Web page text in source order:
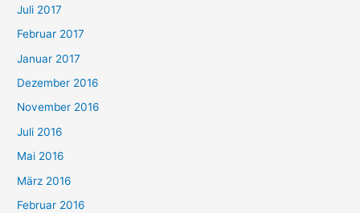
Juli 2017
Februar 2017
Januar 2017
Dezember 2016
November 2016
Juli 2016
Mai 2016
März 2016
Februar 2016